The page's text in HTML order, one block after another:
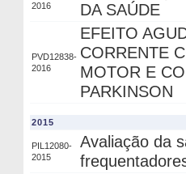
2016
DA SAÚDE
PVD12838-
2016
EFEITO
CORRENTE
MOTOR E
PARKINSON
2015
PIL12080-
2015
Avaliação da